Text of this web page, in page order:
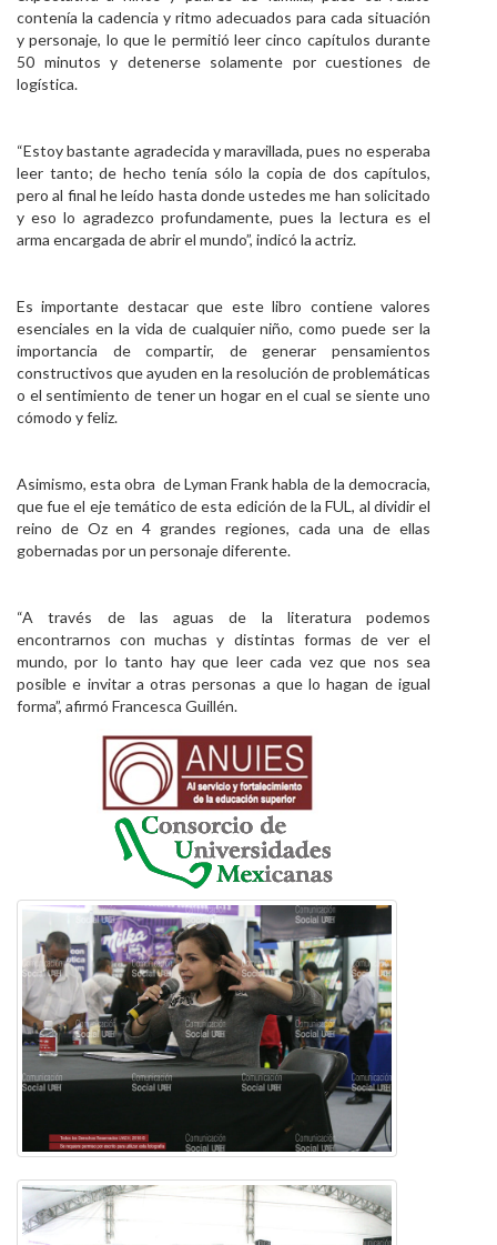
contenía la cadencia y ritmo adecuados para cada situación
y personaje, lo que le permitió leer cinco capítulos durante
50 minutos y detenerse solamente por cuestiones de
logística.
“Estoy bastante agradecida y maravillada, pues no esperaba
leer tanto; de hecho tenía sólo la copia de dos capítulos,
pero al final he leído hasta donde ustedes me han solicitado
y eso lo agradezco profundamente, pues la lectura es el
arma encargada de abrir el mundo”, indicó la actriz.
Es importante destacar que este libro contiene valores
esenciales en la vida de cualquier niño, como puede ser la
importancia de compartir, de generar pensamientos
constructivos que ayuden en la resolución de problemáticas
o el sentimiento de tener un hogar en el cual se siente uno
cómodo y feliz.
Asimismo, esta obra de Lyman Frank habla de la democracia,
que fue el eje temático de esta edición de la FUL, al dividir el
reino de Oz en 4 grandes regiones, cada una de ellas
gobernadas por un personaje diferente.
“A través de las aguas de la literatura podemos
encontrarnos con muchas y distintas formas de ver el
mundo, por lo tanto hay que leer cada vez que nos sea
posible e invitar a otras personas a que lo hagan de igual
forma”, afirmó Francesca Guillén.